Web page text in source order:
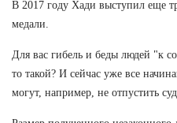
В 2017 году Хади выступил еще
медали.
Для вас гибель и беды людей "к
то такой? И сейчас уже все
могут, например, не отпустить